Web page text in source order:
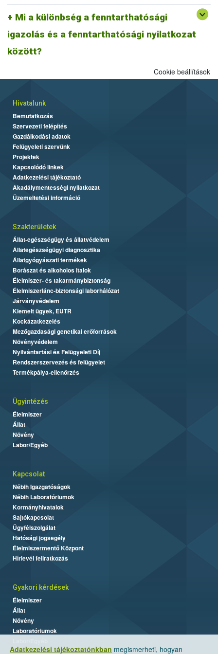
Mi a különbség a fenntarthatósági
igazolás és a fenntarthatósági nyilatkozat
között?
A fentiek alapján fenntarthatósági nyilatkozatnak minősül a
biomassza igazolás is, ahogyan egy ISCC farm nyilatkozat is,
más tagállami fenntarthatósági rendszer szerinti fenntarthatósági
dokumentum is.
Adatkezelési tájékoztatónkban megismerheti, hogyan
Cookie beállítások
Hivatalunk
Bemutatkozás
Szervezeti felépítés
Gazdálkodási adatok
Felügyeleti szervünk
Projektek
Kapcsolódó linkek
Adatkezelési tájékoztató
Akadálymentességi nyilatkozat
Üzemeltetési információ
Szakterületek
Állat-egészségügy és állatvédelem
Állategészségügyi diagnosztika
Állatgyógyászati termékek
Borászat és alkoholos italok
Élelmiszer- és takarmánybiztonság
Élelmiszerlánc-biztonsági laborhálózat
Járványvédelem
Kiemelt ügyek, EUTR
Kockázatkezelés
Mezőgazdasági genetikai erőforrások
Növényvédelem
Nyilvántartási és Felügyeleti Díj
Rendszerszervezés és felügyelet
Termékpálya-ellenőrzés
Ügyintézés
Élelmiszer
Állat
Növény
Labor/Egyéb
Kapcsolat
Nébih Igazgatóságok
Nébih Laboratóriumok
Kormányhivatalok
Sajtókapcsolat
Ügyfélszolgálat
Hatósági jogsegély
Élelmiszermentő Központ
Hírlevél feliratkozás
Gyakori kérdések
Élelmiszer
Állat
Növény
Laboratóriumok